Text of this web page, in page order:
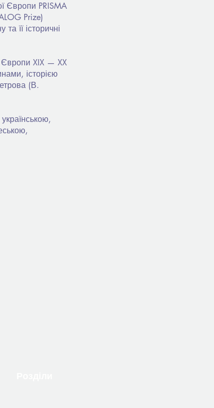
Європи PRISMA
Prize)
її історичні
Європи XIX — XX
історією
(В.